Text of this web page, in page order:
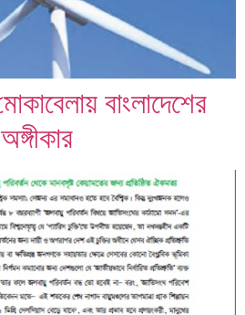
বাংলাদেশের